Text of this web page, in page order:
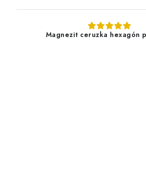
Magnezit ceruzka hexagón